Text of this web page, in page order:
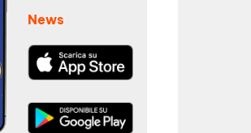
News